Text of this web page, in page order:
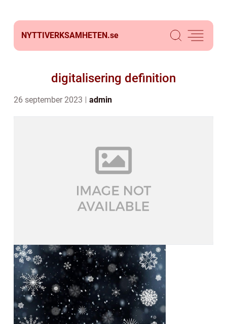
NYTTIVERKSAMHETEN.se
digitalisering definition
26 september 2023 admin